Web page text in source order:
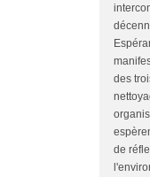
des
de